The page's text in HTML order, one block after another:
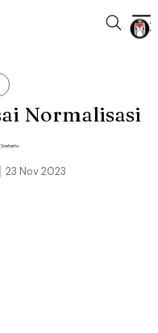
Normalisasi
23 Nov 2023